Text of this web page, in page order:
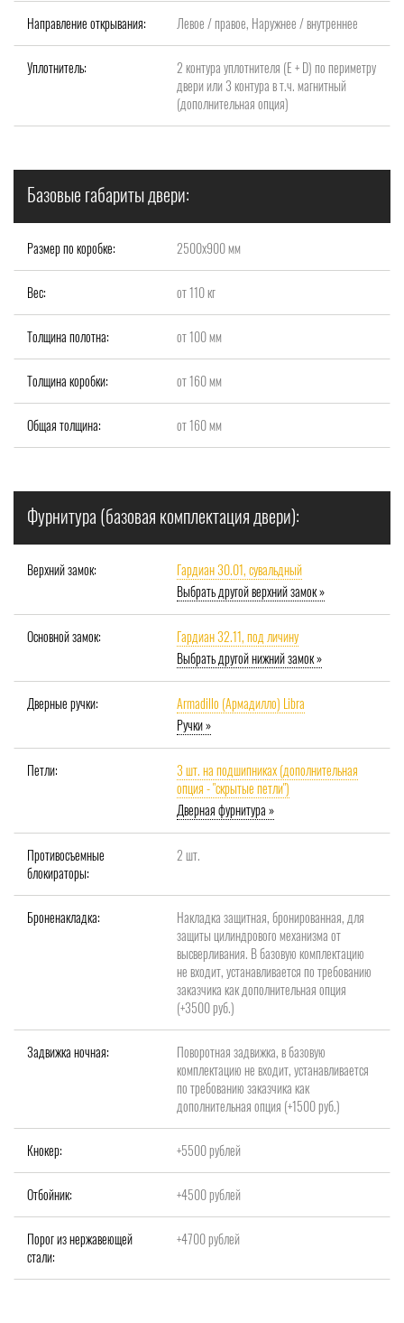
Направление открывания: Левое / правое, Наружнее / внутреннее
Уплотнитель:
2 контура уплотнителя (Е + D) по периметру
двери или 3 контура в т.ч. магнитный
(дополнительная опция)
Базовые габариты двери:
Размер по коробке: 2500x900 мм
Вес: от 110 кг
Толщина полотна: от 100 мм
Толщина коробки: от 160 мм
Общая толщина: от 160 мм
Фурнитура (базовая комплектация двери):
Верхний замок:
Гардиан 30.01, сувальдный
Выбрать другой верхний замок »
Основной замок:
Гардиан 32.11, под личину
Выбрать другой нижний замок »
Дверные ручки:
Armadillo (Армадилло) Libra
Ручки »
Петли:
3 шт. на подшипниках (дополнительная
опция - "скрытые петли")
Дверная фурнитура »
Противосъемные
блокираторы:
2 шт.
Броненакладка:
Накладка защитная, бронированная, для
защиты цилиндрового механизма от
высверливания. В базовую комплектацию
не входит, устанавливается по требованию
заказчика как дополнительная опция
(+3500 руб.)
Задвижка ночная:
Поворотная задвижка, в базовую
комплектацию не входит, устанавливается
по требованию заказчика как
дополнительная опция (+1500 руб.)
Кнокер: +5500 рублей
Отбойник: +4500 рублей
Порог из нержавеющей
стали:
+4700 рублей